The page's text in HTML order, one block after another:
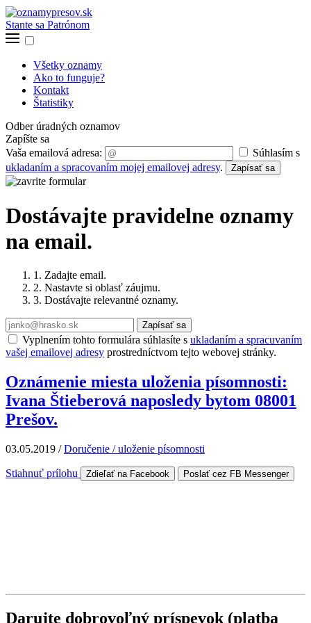
Stante sa Patrónom
Všetky oznamy
Ako to funguje?
Kontakt
Štatistiky
Odber úradných oznamov
Zapíšte sa
Vaša emailová adresa:
Súhlasím s
ukladaním a spracovaním mojej emailovej adresy. Zapísať sa
Dostávajte pravidelne oznamy
na email.
1. Zadajte email.
2. Nastavte si oblasť záujmu.
3. Dostávajte relevantné oznamy.
Zapísať sa
Vyplnením tohto formulára súhlasíte s ukladaním a spracuvaním
vašej emailovej adresy prostredníctvom tejto webovej stránky.
Oznámenie miesta uloženia písomnosti:
Ivana Štieberová naposledy bytom 08001
Prešov.
03.05.2019 /Doručenie / uloženie písomnosti
Stiahnuť prílohu Zdieľať na Facebook Poslať cez FB Messenger
Darujte dobrovoľný príspevok (platba